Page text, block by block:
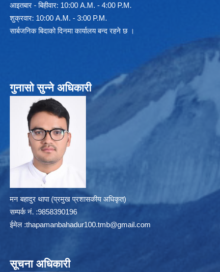
आइतबार - बिहीवार: 10:00 A.M. - 4:00 P.M.
शुक्रवार: 10:00 A.M. - 3:00 P.M.
सार्बजनिक बिदाको दिनमा कार्यालय बन्द रहने छ ।
गुनासो सुन्ने अधिकारी
मन बहादुर थापा (प्रमुख प्रशासकीय अधिकृत)
सम्पर्क न‌ं. :9858390196
ईमेल :thapamanbahadur100.tmb@gmail.com
सूचना अधिकारी